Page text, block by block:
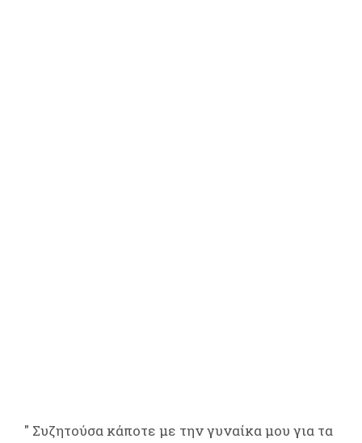
" Συζητούσα κάποτε με την γυναίκα μου για τα